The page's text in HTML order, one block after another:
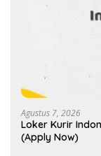
Agustus 7, 2026
Loker Kurir
(Apply Now)